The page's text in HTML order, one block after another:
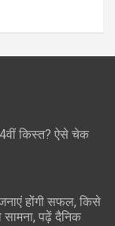
किस्त? ऐसे चेक
होंगी सफल, किसे
सामना, पढ़ें दैनिक